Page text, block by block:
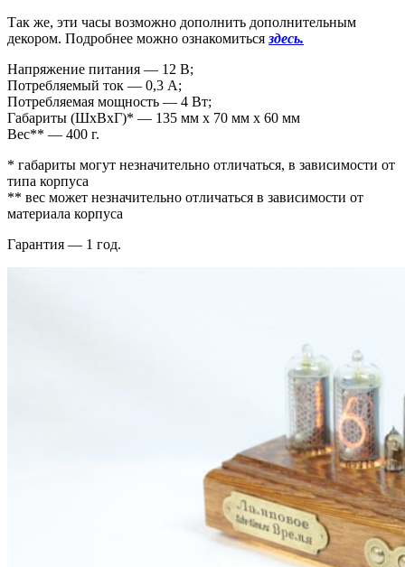
Так же, эти часы возможно дополнить дополнительным
декором. Подробнее можно ознакомиться здесь.
Напряжение питания — 12 В;
Потребляемый ток — 0,3 А;
Потребляемая мощность — 4 Вт;
Габариты (ШxВxГ)* — 135 мм x 70 мм x 60 мм
Вес** — 400 г.
* габариты могут незначительно отличаться, в зависимости от
типа корпуса
** вес может незначительно отличаться в зависимости от
материала корпуса
Гарантия — 1 год.